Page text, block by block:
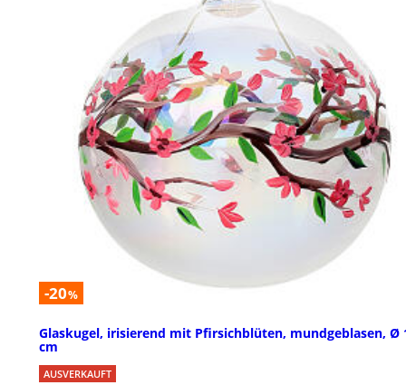
-20%
Glaskugel, irisierend mit Pfirsichblüten, mundgeblasen, Ø
cm
AUSVERKAUFT